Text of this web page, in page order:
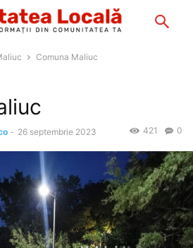
Comuna Maliuc
- 26 septembrie 2023 0
421